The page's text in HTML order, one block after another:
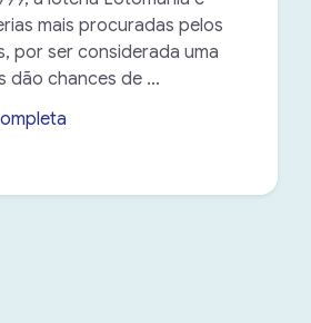
mais procuradas pelos
por ser considerada uma
dão chances de ...